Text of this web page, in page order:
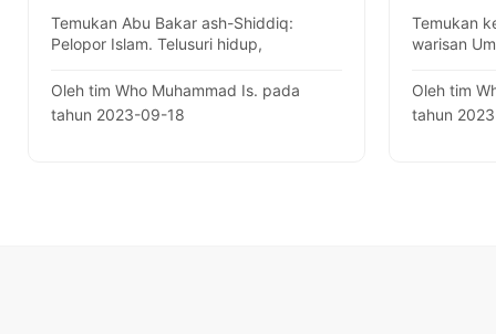
Temukan Abu Bakar ash-Shiddiq:
Pelopor Islam. Telusuri hidup,
agung ..
Oleh tim Who Muhammad Is. pada
tahun 2023-09-18
Temukan
warisan
Oleh tim
tahun